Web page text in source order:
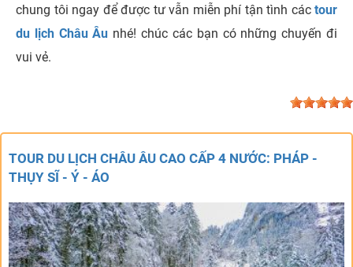
chung tôi ngay để được tư vẫn miễn phí tận tình các tour
du lịch Châu Âu nhé! chúc các bạn có những chuyến đi
vui vẻ.
TOUR DU LỊCH CHÂU ÂU CAO CẤP 4 NƯỚC: PHÁP -
THỤY SĨ - Ý - ÁO